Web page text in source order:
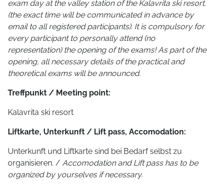
exam day at the valley station of the Kalavrita ski resort.
(the exact time will be communicated in advance by
email to all registered participants). It is compulsory for
every participant to personally attend (no
representation) the opening of the exams! As part of the
opening, all necessary details of the practical and
theoretical exams will be announced.
Treffpunkt / Meeting point:
Kalavrita ski resort
Liftkarte, Unterkunft / Lift pass, Accomodation:
Unterkunft und Liftkarte sind bei Bedarf selbst zu
organisieren. / Accomodation and Lift pass has to be
organized by yourselves if necessary.